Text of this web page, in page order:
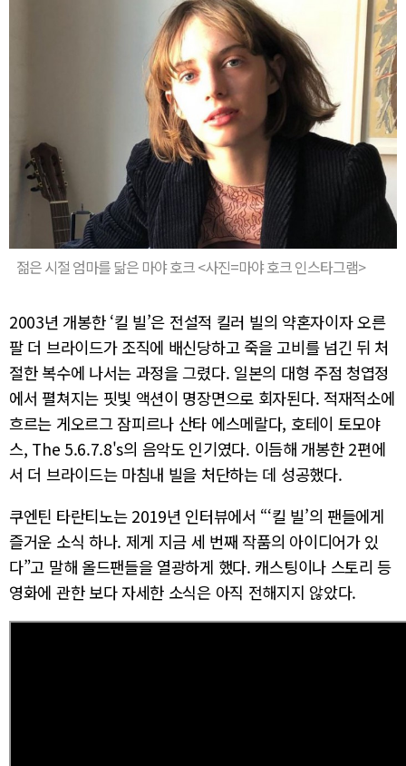
젊은 시절 엄마를 닮은 마야 호크 <사진=마야 호크 인스타그램>
2003년 개봉한 ‘킬 빌’은 전설적 킬러 빌의 약혼자이자 오른
팔 더 브라이드가 조직에 배신당하고 죽을 고비를 넘긴 뒤 처
절한 복수에 나서는 과정을 그렸다. 일본의 대형 주점 청엽정
에서 펼쳐지는 핏빛 액션이 명장면으로 회자된다. 적재적소에
흐르는 게오르그 잠피르나 산타 에스메랄다, 호테이 토모야
스, The 5.6.7.8's의 음악도 인기였다. 이듬해 개봉한 2편에
서 더 브라이드는 마침내 빌을 처단하는 데 성공했다.
쿠엔틴 타란티노는 2019년 인터뷰에서 “‘킬 빌’의 팬들에게
즐거운 소식 하나. 제게 지금 세 번째 작품의 아이디어가 있
다”고 말해 올드팬들을 열광하게 했다. 캐스팅이나 스토리 등
영화에 관한 보다 자세한 소식은 아직 전해지지 않았다.